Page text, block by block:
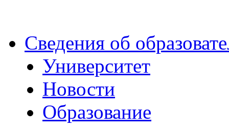
Сведения об
Университет
Новости
Образование